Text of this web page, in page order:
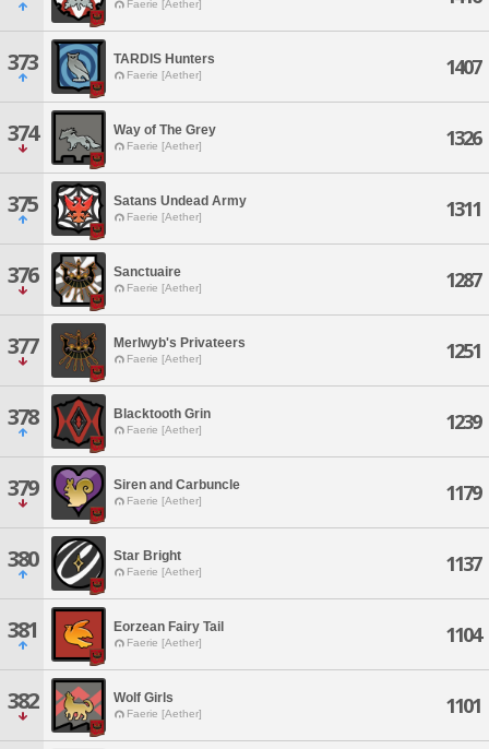
Faerie [Aether]
373 TARDIS Hunters
Faerie [Aether] 1407
374 Way of The Grey
Faerie [Aether] 1326
375 Satans Undead Army
Faerie [Aether] 1311
376 Sanctuaire
Faerie [Aether] 1287
377 Merlwyb's Privateers
Faerie [Aether] 1251
378 Blacktooth Grin
Faerie [Aether] 1239
379 Siren and Carbuncle
Faerie [Aether] 1179
380 Star Bright
Faerie [Aether] 1137
381 Eorzean Fairy Tail
Faerie [Aether] 1104
382 Wolf Girls
Faerie [Aether] 1101